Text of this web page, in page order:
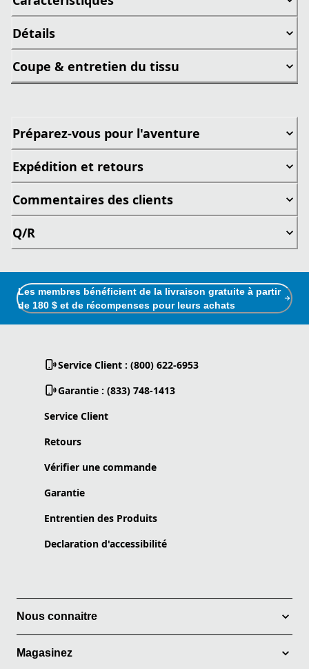
Détails
Coupe & entretien du tissu
Préparez-vous pour l'aventure
Expédition et retours
Commentaires des clients
Q/R
Les membres bénéficient de la livraison gratuite à partir
de 180 $ et de récompenses pour leurs achats
Service Client : (800) 622-6953
Garantie : (833) 748-1413
Service Client
Retours
Vérifier une commande
Garantie
Entrentien des Produits
Declaration d'accessibilité
Nous connaitre
Magasinez